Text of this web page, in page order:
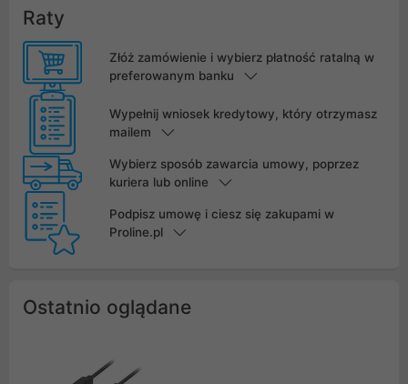
Raty
Złóż zamówienie i wybierz płatność ratalną w
preferowanym banku
Wypełnij wniosek kredytowy, który otrzymasz
mailem
Wybierz sposób zawarcia umowy, poprzez
kuriera lub online
Podpisz umowę i ciesz się zakupami w
Proline.pl
Ostatnio oglądane